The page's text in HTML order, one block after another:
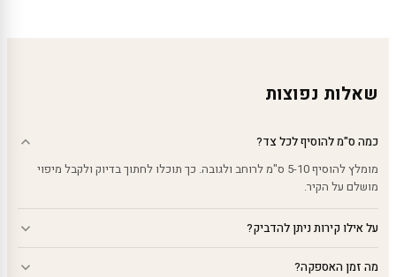
שאלות נפוצות
כמה ס"מ להוסיף לכל צד?
מומלץ להוסיף 5-10 ס"מ לרוחב ולגובה. כך תוכלו לחתוך בדיוק ולקבל מיפוי
מושלם על הקיר.
על אילו קירות ניתן להדביק?
מה זמן האספקה?